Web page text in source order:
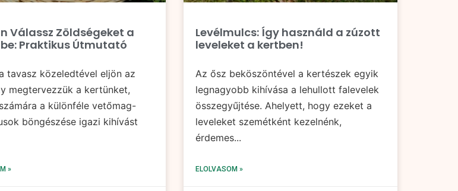
Válassz Zöldségeket a
Praktikus Útmutató
tavasz közeledtével eljön az
megtervezzük a kertünket,
a különféle vetőmag-
böngészése igazi kihívást
»
Levélmulcs: Így használd a zúzott
leveleket a kertben!
Az ősz beköszöntével a kertészek egyik
legnagyobb kihívása a lehullott falevelek
összegyűjtése. Ahelyett, hogy ezeket a
leveleket szemétként kezelnénk,
érdemes...
ELOLVASOM »